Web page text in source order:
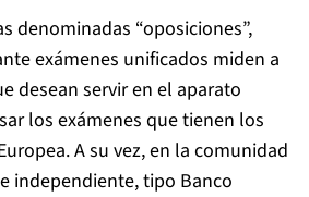
denominadas “oposiciones”,
exámenes unificados miden a
desean servir en el aparato
los exámenes que tienen los
A su vez, en la comunidad
independiente, tipo Banco